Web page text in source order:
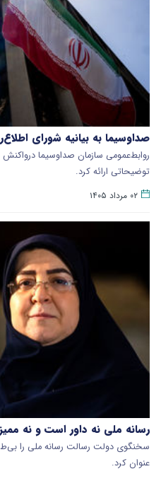
صداوسیما به بیانیه شورای‌
روابط‌عمومی سازمان صداوسیما درواکنش
توضیحاتی ارائه کرد.
۰۲ مرداد ۱۴۰۵
رسانه ملی نه داور است و نه ممیز
سخنگوی دولت رسالت رسانه ملی را
عنوان کرد.